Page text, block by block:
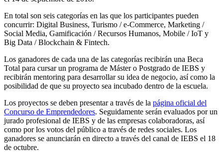
En total son seis categorías en las que los participantes pueden
concurrir: Digital Business, Turismo / e-Commerce, Marketing /
Social Media, Gamificación / Recursos Humanos, Mobile / IoT y
Big Data / Blockchain & Fintech.
Los ganadores de cada una de las categorías recibirán una Beca
Total para cursar un programa de Máster o Postgrado de IEBS y
recibirán mentoring para desarrollar su idea de negocio, así como la
posibilidad de que su proyecto sea incubado dentro de la escuela.
Los proyectos se deben presentar a través de la página oficial del
Concurso de Emprendedores. Seguidamente serán evaluados por un
jurado profesional de IEBS y de las empresas colaboradoras, así
como por los votos del público a través de redes sociales. Los
ganadores se anunciarán en directo a través del canal de IEBS el 18
de octubre.